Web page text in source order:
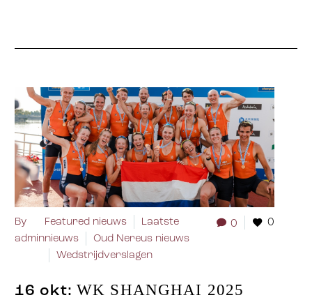
0 0
By
admin
Featured nieuws
Laatste
nieuws
Oud Nereus nieuws
Wedstrijdverslagen
16 okt: WK SHANGHAI 2025